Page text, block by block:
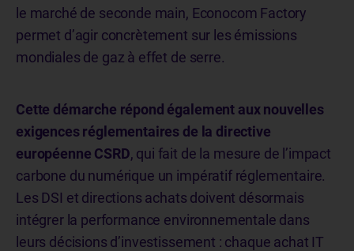
le marché de seconde main, Econocom Factory
permet d’agir concrètement sur les émissions
mondiales de gaz à effet de serre.
Cette démarche répond également aux nouvelles
exigences réglementaires de la directive
européenne CSRD, qui fait de la mesure de l’impact
carbone du numérique un impératif réglementaire.
Les DSI et directions achats doivent désormais
intégrer la performance environnementale dans
leurs décisions d’investissement : chaque achat IT